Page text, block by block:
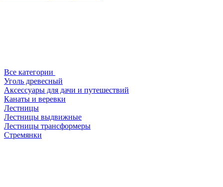
Все категории
Уголь древесный
Аксессуары для дачи и путешествий
Канаты и веревки
Лестницы
Лестницы выдвижные
Лестницы трансформеры
Стремянки